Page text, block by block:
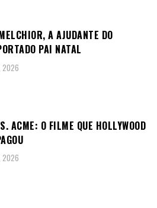
A AJUDANTE DO
PAI NATAL
2026
ACME: O FILME QUE HOLLYWOOD
2026